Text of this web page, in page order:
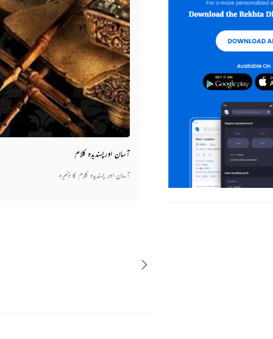
آسان اورپسندیدہ کلام
آسان اور پسندیدہ کلام کا ذخیرہ